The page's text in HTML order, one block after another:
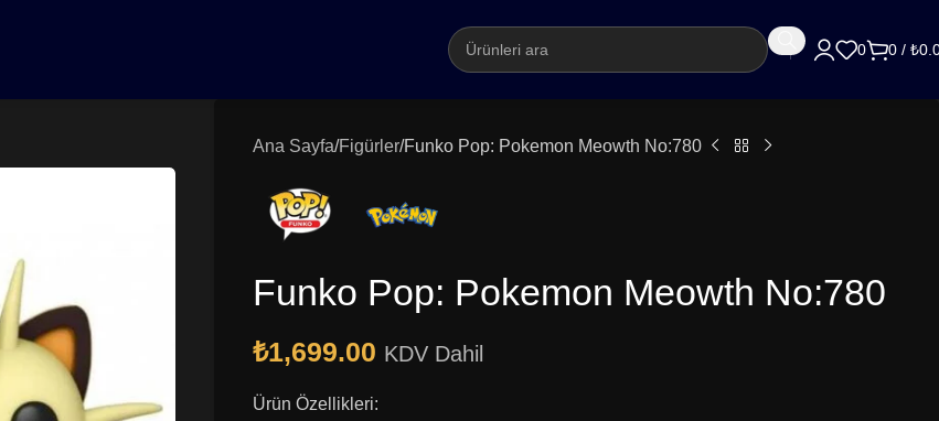
0 0 / ₺
Ana Sayfa Figürler Funko Pop: Pokemon Meowth No:780
Funko Pop: Pokemon Meowth No:780
₺1,699.00 KDV Dahil
Ürün Özellikleri: